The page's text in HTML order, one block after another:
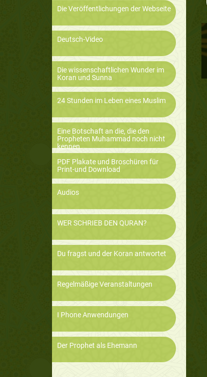
Die Veröffentlichungen der Webseite
Deutsch-Video
Die wissenschaftlichen Wunder im
Koran und Sunna
24 Stunden im Leben eines Muslim
Eine Botschaft an die, die den
Propheten Muhammad noch nicht
kennen
PDF Plakate und Broschüren für
Print-und Download
Audios
WER SCHRIEB DEN QURAN?
Du fragst und der Koran antwortet
Regelmäßige Veranstaltungen
I Phone Anwendungen
Der Prophet als Ehemann